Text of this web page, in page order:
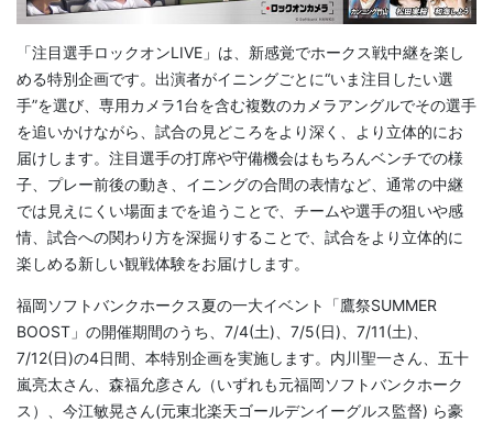
「注目選手ロックオンLIVE」は、新感覚でホークス戦中継を楽し
める特別企画です。出演者がイニングごとに“いま注目したい選
手”を選び、専用カメラ1台を含む複数のカメラアングルでその選手
を追いかけながら、試合の見どころをより深く、より立体的にお
届けします。注目選手の打席や守備機会はもちろんベンチでの様
子、プレー前後の動き、イニングの合間の表情など、通常の中継
では見えにくい場面までを追うことで、チームや選手の狙いや感
情、試合への関わり方を深掘りすることで、試合をより立体的に
楽しめる新しい観戦体験をお届けします。
福岡ソフトバンクホークス夏の一大イベント「鷹祭SUMMER
BOOST」の開催期間のうち、7/4(土)、7/5(日)、7/11(土)、
7/12(日)の4日間、本特別企画を実施します。内川聖一さん、五十
嵐亮太さん、森福允彦さん（いずれも元福岡ソフトバンクホーク
ス）、今江敏晃さん(元東北楽天ゴールデンイーグルス監督) ら豪